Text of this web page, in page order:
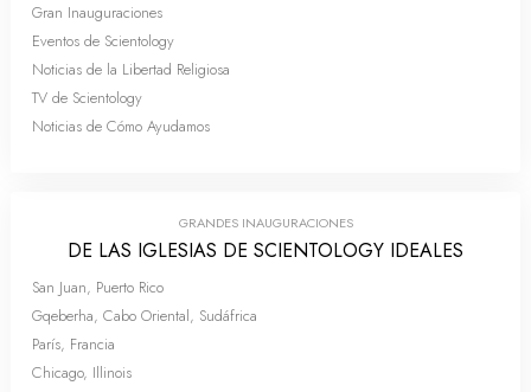
Gran Inauguraciones
Eventos de Scientology
Noticias de la Libertad Religiosa
TV de Scientology
Noticias de Cómo Ayudamos
GRANDES INAUGURACIONES
DE LAS IGLESIAS DE SCIENTOLOGY IDEALES
San Juan, Puerto Rico
Gqeberha, Cabo Oriental, Sudáfrica
París, Francia
Chicago, Illinois